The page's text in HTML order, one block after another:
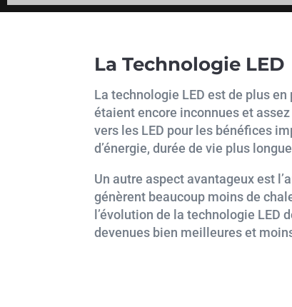
La Technologie LED
La technologie LED est de plus
étaient encore inconnues et
vers les LED pour les bénéfices
d’énergie, durée de vie plus
Un autre aspect avantageux est
génèrent beaucoup moins de
l’évolution de la technologie LED
devenues bien meilleures et